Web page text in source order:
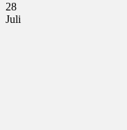
28
Juli